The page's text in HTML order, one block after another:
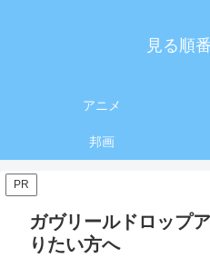
見る順
アニメ
邦画
PR
ガヴリールドロップ
りたい方へ